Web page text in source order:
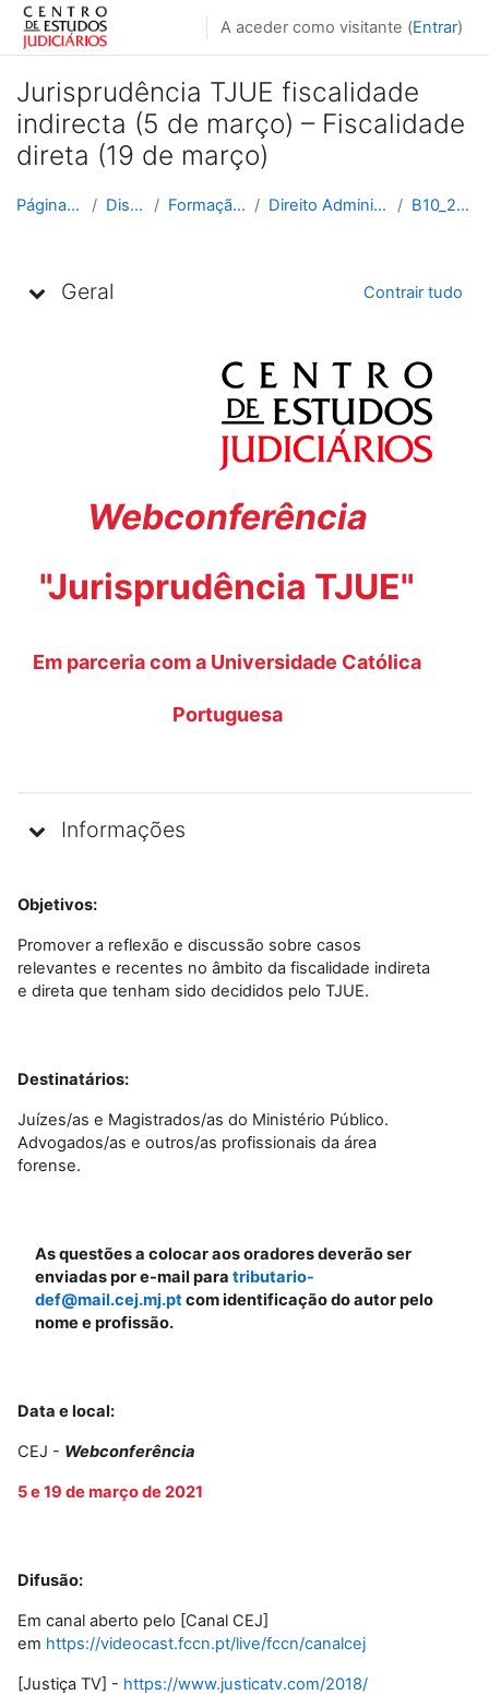
Ir para o conteúdo principal
A aceder como visitante (Entrar)
Jurisprudência TJUE fiscalidade
indirecta (5 de março) – Fiscalidade
direta (19 de março)
Página principal Disciplinas Formação Contínua Direito Administrativo e Fiscal B10_2020_2021
Geral Contrair tudo
Webconferência
"Jurisprudência TJUE"
Em parceria com a Universidade Católica
Portuguesa
Informações
Objetivos:
Promover a reflexão e discussão sobre casos
relevantes e recentes no âmbito da fiscalidade indireta
e direta que tenham sido decididos pelo TJUE.
Destinatários:
Juízes/as e Magistrados/as do Ministério Público.
Advogados/as e outros/as profissionais da área
forense.
As questões a colocar aos oradores deverão ser
enviadas por e-mail para tributario-
def@mail.cej.mj.ptcom identificação do autor pelo
nome e profissão.
Data e local:
CEJ - Webconferência
5 e 19 de março de 2021
Difusão:
Em canal aberto pelo [Canal CEJ]
em https://videocast.fccn.pt/live/fccn/canalcej
[Justiça TV] - https://www.justicatv.com/2018/